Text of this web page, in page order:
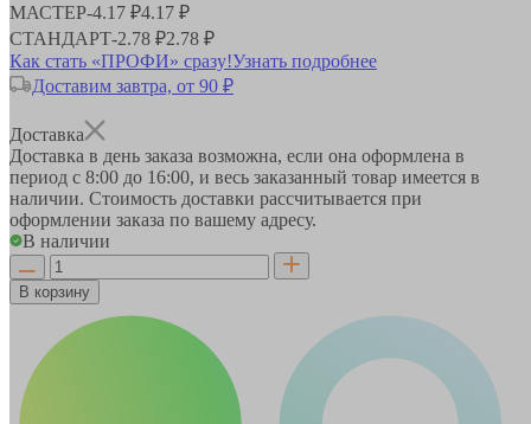
МАСТЕР-4.17 ₽4.17 ₽
СТАНДАРТ-2.78 ₽2.78 ₽
Как стать «ПРОФИ» сразу!Узнать подробнее
Доставим завтра, от 90 ₽
Доставка
Доставка в день заказа возможна, если она оформлена в
период с 8:00 до 16:00, и весь заказанный товар имеется в
наличии. Стоимость доставки рассчитывается при
оформлении заказа по вашему адресу.
В наличии
В корзину